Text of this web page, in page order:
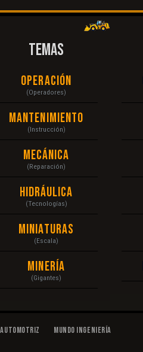
TEMAS
Operación
(Operadores)
Mantenimiento
(Instrucción)
Mecánica
(Reparación)
Hidráulica
(Tecnologías)
Miniaturas
(Escala)
Minería
(Gigantes)
Automotriz Mundo Ingeniería